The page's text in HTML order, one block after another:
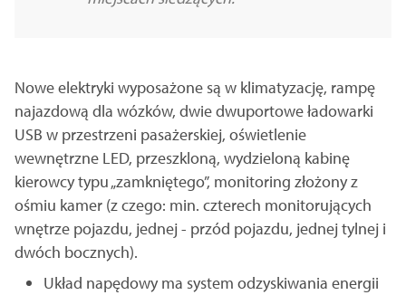
Nowe elektryki wyposażone są w klimatyzację, rampę
najazdową dla wózków, dwie dwuportowe ładowarki
USB w przestrzeni pasażerskiej, oświetlenie
wewnętrzne LED, przeszkloną, wydzieloną kabinę
kierowcy typu „zamkniętego”, monitoring złożony z
ośmiu kamer (z czego: min. czterech monitorujących
wnętrze pojazdu, jednej - przód pojazdu, jednej tylnej i
dwóch bocznych).
Układ napędowy ma system odzyskiwania energii